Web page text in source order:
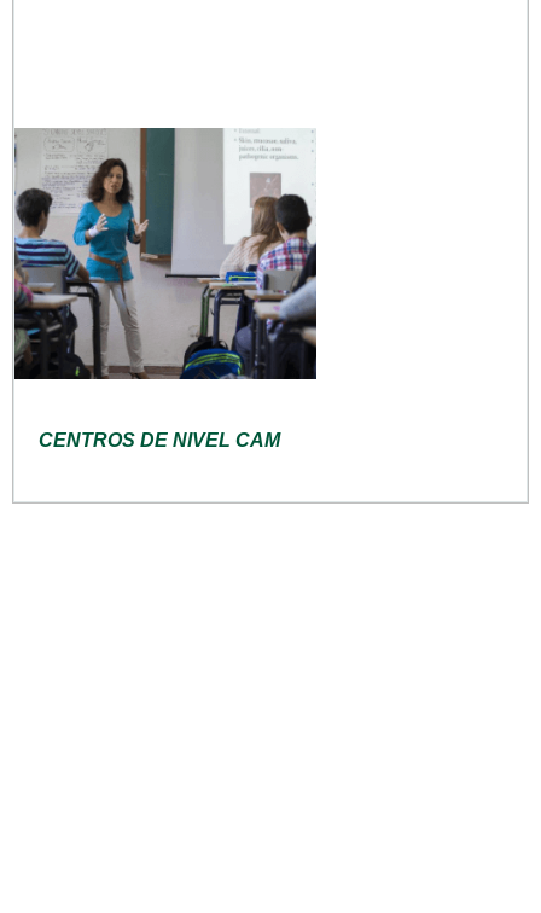
CENTROS DE NIVEL CAM